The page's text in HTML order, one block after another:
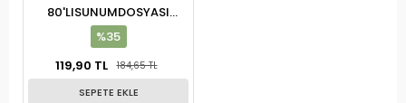
80'LISUNUMDOSYASI
KIRMIZI
%35
119,90 TL
184,65 TL
SEPETE EKLE